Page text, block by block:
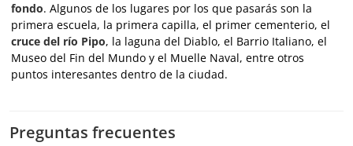
fondo. Algunos de los lugares por los que pasarás son la
primera escuela, la primera capilla, el primer cementerio, el
cruce del río Pipo, la laguna del Diablo, el Barrio Italiano, el
Museo del Fin del Mundo y el Muelle Naval, entre otros
puntos interesantes dentro de la ciudad.
Preguntas frecuentes